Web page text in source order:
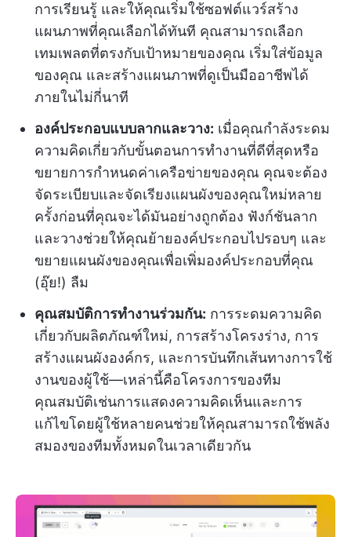
การเรียนรู้ และให้คุณเริ่มใช้ซอฟต์แวร์สร้าง
แผนภาพที่คุณเลือกได้ทันที คุณสามารถเลือก
เทมเพลตที่ตรงกับเป้าหมายของคุณ เริ่มใส่ข้อมูล
ของคุณ และสร้างแผนภาพที่ดูเป็นมืออาชีพได้
ภายในไม่กี่นาที
องค์ประกอบแบบลากและวาง: เมื่อคุณกำลังระดม
ความคิดเกี่ยวกับขั้นตอนการทำงานที่ดีที่สุดหรือ
ขยายการกำหนดค่าเครือข่ายของคุณ คุณจะต้อง
จัดระเบียบและจัดเรียงแผนผังของคุณใหม่หลาย
ครั้งก่อนที่คุณจะได้มันอย่างถูกต้อง ฟังก์ชันลาก
และวางช่วยให้คุณย้ายองค์ประกอบไปรอบๆ และ
ขยายแผนผังของคุณเพื่อเพิ่มองค์ประกอบที่คุณ
(อุ๊ย!) ลืม
คุณสมบัติการทำงานร่วมกัน: การระดมความคิด
เกี่ยวกับผลิตภัณฑ์ใหม่, การสร้างโครงร่าง, การ
สร้างแผนผังองค์กร, และการบันทึกเส้นทางการใช้
งานของผู้ใช้—เหล่านี้คือโครงการของทีม
คุณสมบัติเช่นการแสดงความคิดเห็นและการ
แก้ไขโดยผู้ใช้หลายคนช่วยให้คุณสามารถใช้พลัง
สมองของทีมทั้งหมดในเวลาเดียวกัน